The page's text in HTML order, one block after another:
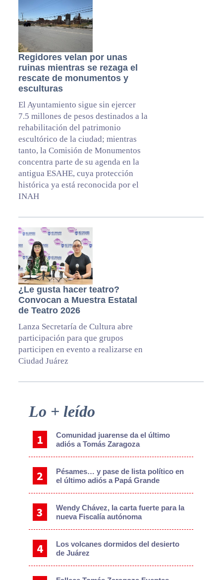
Regidores velan por unas
ruinas mientras se rezaga el
rescate de monumentos y
esculturas
El Ayuntamiento sigue sin ejercer
7.5 millones de pesos destinados a la
rehabilitación del patrimonio
escultórico de la ciudad; mientras
tanto, la Comisión de Monumentos
concentra parte de su agenda en la
antigua ESAHE, cuya protección
histórica ya está reconocida por el
INAH
¿Le gusta hacer teatro?
Convocan a Muestra Estatal
de Teatro 2026
Lanza Secretaría de Cultura abre
participación para que grupos
participen en evento a realizarse en
Ciudad Juárez
Primary
Lo + leído
Comunidad juarense da el último
adiós a Tomás Zaragoza
Pésames… y pase de lista político en
el último adiós a Papá Grande
Wendy Chávez, la carta fuerte para la
nueva Fiscalía autónoma
Los volcanes dormidos del desierto
de Juárez